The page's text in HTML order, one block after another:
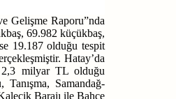
Gelişme Raporu”nda
69.982 küçükbaş,
19.187 olduğu tespit
Hatay’da
2,3 milyar TL olduğu
Tanışma, Samandağ-
Barajı ile Bahçe